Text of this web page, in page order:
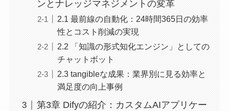
ンとナレッジマネジメントの変革
2.1 最前線の自動化：24時間365日の効率
性とコスト削減の実現
2.2 「知識の形式知化エンジン」としての
チャットボット
2.3 tangibleな成果：業界別に見る効率と
満足度の向上事例
第3章 Difyの紹介：カスタムAIアプリケー